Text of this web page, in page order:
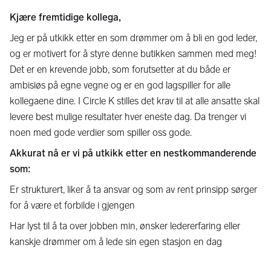
Kjære fremtidige kollega,
Jeg er på utkikk etter en som drømmer om å bli en god leder,
og er motivert for å styre denne butikken sammen med meg!
Det er en krevende jobb, som forutsetter at du både er
ambisiøs på egne vegne og er en god lagspiller for alle
kollegaene dine. I Circle K stilles det krav til at alle ansatte skal
levere best mulige resultater hver eneste dag. Da trenger vi
noen med gode verdier som spiller oss gode.
Akkurat nå er vi på utkikk etter en nestkommanderende
som:
Er strukturert, liker å ta ansvar og som av rent prinsipp sørger
for å være et forbilde i gjengen
Har lyst til å ta over jobben min, ønsker ledererfaring eller
kanskje drømmer om å lede sin egen stasjon en dag